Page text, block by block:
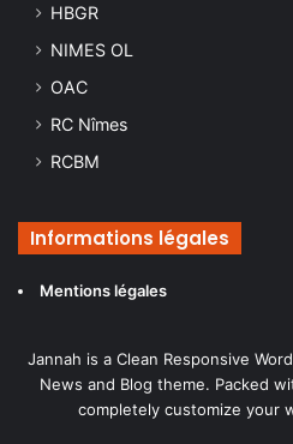
HBGR
NIMES OL
OAC
RC Nîmes
RCBM
Informations légales
Mentions légales
Jannah is a Clean Responsive
News and Blog theme. Packed
completely customize your